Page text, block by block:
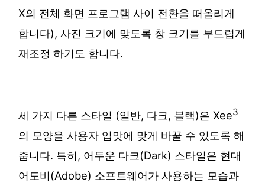
X의 전체 화면 프로그램 사이 전환을 떠올리게
합니다), 사진 크기에 맞도록 창 크기를 부드럽게
재조정 하기도 합니다.
세 가지 다른 스타일 (일반, 다크, 블랙)은 Xee3
의 모양을 사용자 입맛에 맞게 바꿀 수 있도록 해
줍니다. 특히, 어두운 다크(Dark) 스타일은 현대
어도비(Adob​​e) 소프트웨어가 사용하는 모습과